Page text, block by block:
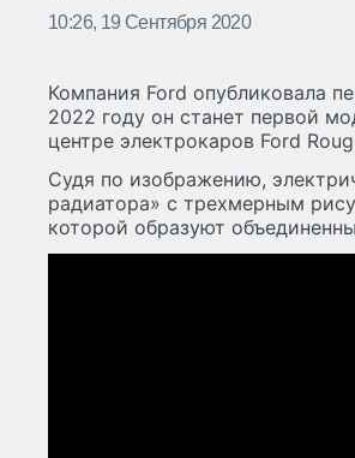
10:26, 19 Сентября 2020
Компания Ford опубликовала
2022 году он станет первой
центре электрокаров Ford
Судя по изображению,
радиатора» с трехмерным
которой образуют